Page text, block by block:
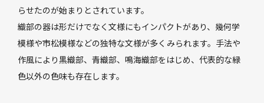
らせたのが始まりとされています。
織部の器は形だけでなく文様にもインパクトがあり、幾何学
模様や市松模様などの独特な文様が多くみられます。手法や
作風により黒織部、青織部、鳴海織部をはじめ、代表的な緑
色以外の色味も存在します。